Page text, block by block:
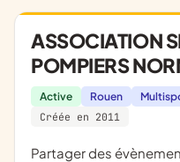
ASSOCIATION
POMPIERS
Active Rouen
Créée en 2011
partager des évènements sportifs et culturels entre